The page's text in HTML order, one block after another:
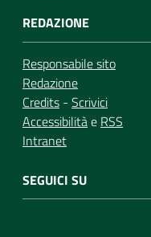
REDAZIONE
Responsabile sito
Redazione
Credits - Scrivici
Accessibilitàe RSS
Intranet
SEGUICI SU